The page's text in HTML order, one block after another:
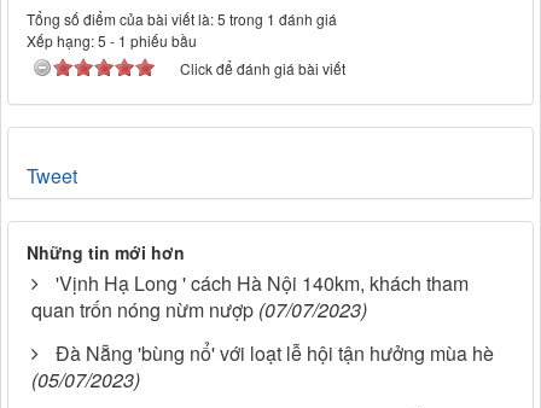
Tổng số điểm của bài viết là: 5 trong 1 đánh giá
Xếp hạng:5 - 1 phiếu bầu
Click để đánh giá bài viết
Tweet
Những tin mới hơn
'Vịnh Hạ Long ' cách Hà Nội 140km, khách tham
quan trốn nóng nừm nượp (07/07/2023)
Đà Nẵng 'bùng nổ' với loạt lễ hội tận hưởng mùa hè
(05/07/2023)